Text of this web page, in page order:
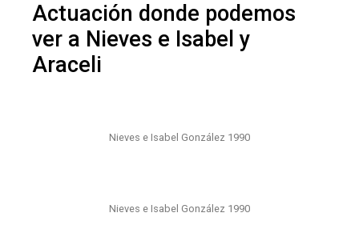
Actuación donde podemos
ver a Nieves e Isabel y
Araceli
Nieves e Isabel González 1990
Nieves e Isabel González 1990